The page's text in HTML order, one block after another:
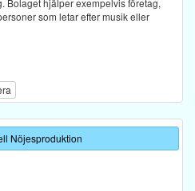
som letar efter musik eller
Nöjesproduktion